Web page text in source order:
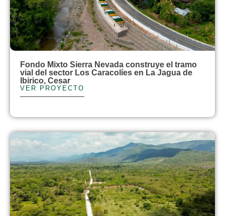
Fondo Mixto Sierra Nevada construye el tramo
vial del sector Los Caracolíes en La Jagua de
Ibirico, Cesar
VER PROYECTO